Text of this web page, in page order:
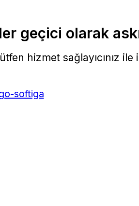
geçici olarak
hizmet sağlayıcınız ile